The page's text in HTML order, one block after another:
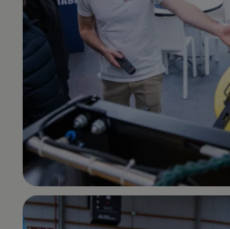
Imagen